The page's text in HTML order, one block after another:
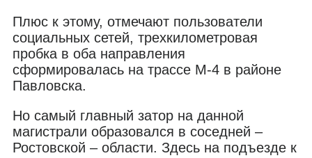
Плюс к этому, отмечают пользователи
социальных сетей, трехкилометровая
пробка в оба направления
сформировалась на трассе М-4 в районе
Павловска.
Но самый главный затор на данной
магистрали образовался в соседней –
Ростовской – области. Здесь на подъезде к